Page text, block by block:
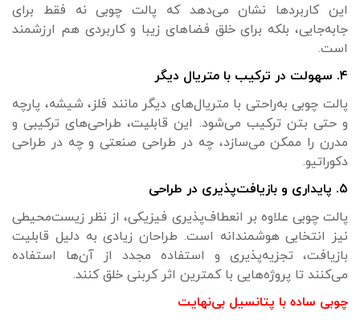
این کاربردها نشان می‌دهد که پالت چوبی نه‌ فقط برای
جابه‌جایی، بلکه برای خلق فضاهای زیبا و کاربردی هم ارزشمند
است.
۴. سهولت در ترکیب با متریال دیگر
پالت چوبی به‌راحتی با متریال‌های دیگر مانند فلز، شیشه، پارچه
و حتی بتن ترکیب می‌شود. این قابلیت، طراحی‌های ترکیبی و
مدرن را ممکن می‌سازد، چه در طراحی صنعتی و چه در طراحی
دکوراتیو.
۵. پایداری و بازیافت‌پذیری در طراحی
پالت چوبی علاوه بر انعطاف‌پذیری فیزیکی، از نظر زیست‌محیطی
نیز انتخابی هوشمندانه است. طراحان زیادی به دلیل قابلیت
بازیافت، تجزیه‌پذیری و استفاده مجدد از آن‌ها استفاده
می‌کنند تا پروژه‌هایی با کمترین اثر کربنی خلق کنند.
چوبی ساده با پتانسیل بی‌نهایت